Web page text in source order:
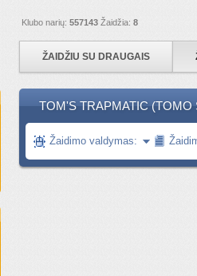
Klubo narių: 557143 Žaidžia: 8
ŽAIDŽIU SU DRAUGAIS
TOM'S TRAPMATIC (TOMO
Žaidimo valdymas: